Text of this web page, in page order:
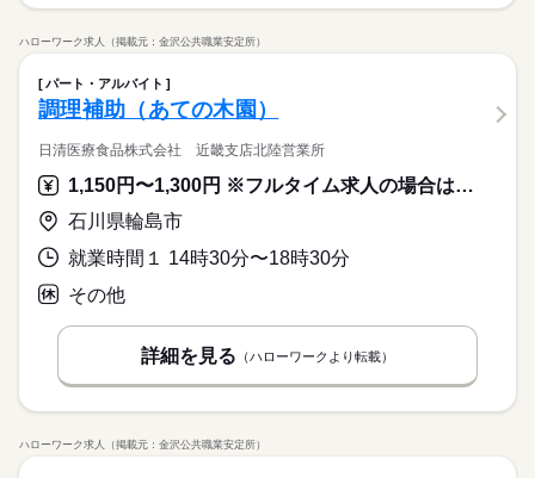
ハローワーク求人（掲載元：金沢公共職業安定所）
パート・アルバイト
調理補助（あての木園）
日清医療食品株式会社 近畿支店北陸営業所
1,150円〜1,300円 ※フルタイム求人の場合は月額（換算額）、パート求人の場合は時間額を表示しています。
石川県輪島市
就業時間１ 14時30分〜18時30分
その他
詳細を見る （ハローワークより転載）
ハローワーク求人（掲載元：金沢公共職業安定所）